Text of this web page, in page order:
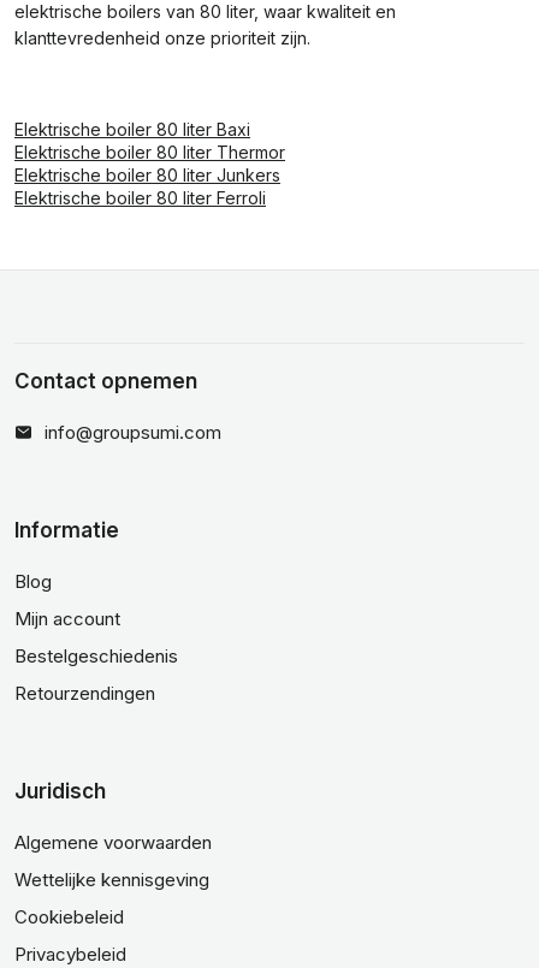
elektrische boilers van 80 liter, waar kwaliteit en
klanttevredenheid onze prioriteit zijn.
Elektrische boiler 80 liter Baxi
Elektrische boiler 80 liter Thermor
Elektrische boiler 80 liter Junkers
Elektrische boiler 80 liter Ferroli
Contact opnemen
info@groupsumi.com
Informatie
Blog
Mijn account
Bestelgeschiedenis
Retourzendingen
Juridisch
Algemene voorwaarden
Wettelijke kennisgeving
Cookiebeleid
Privacybeleid